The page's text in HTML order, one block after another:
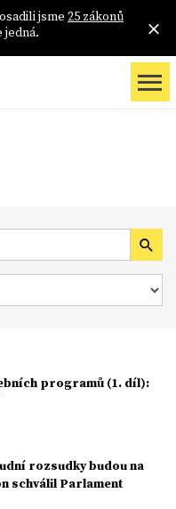
jsme 25 zákonů
programů (1. díl):
rozsudky budou na
schválil Parlament